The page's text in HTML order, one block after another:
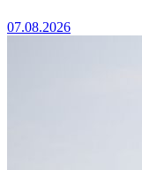
07.08.2026